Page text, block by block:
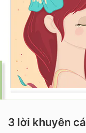
3 lời khuyên